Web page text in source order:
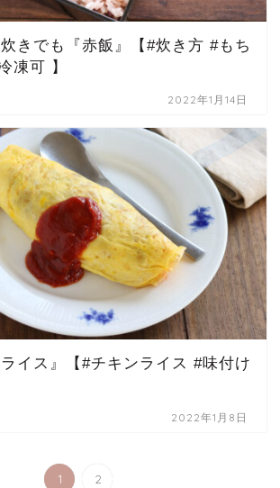
きでも『赤飯』【#炊き方 #もち
凍可 】
2022年1月14日
ライス』【#チキンライス #味付け
2022年1月8日
1 2